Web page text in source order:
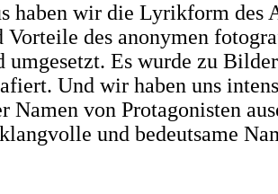
haben wir die Lyrikform des
Vorteile des anonymen
umgesetzt. Es wurde zu
Und wir haben uns
Namen von Protagonisten
und bedeutsame